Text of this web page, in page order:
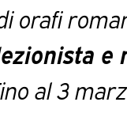
orafi
e
al 3